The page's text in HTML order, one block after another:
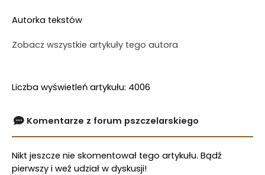
Autorka tekstów
Zobacz wszystkie artykuły tego autora
Liczba wyświetleń artykułu: 4006
Komentarze z forum pszczelarskiego
Nikt jeszcze nie skomentował tego artykułu. Bądź
pierwszy i weź udział w dyskusji!